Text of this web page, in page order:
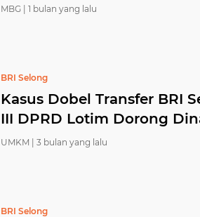
MBG | 1 bulan yang lalu
BRI Selong
Kasus Dobel Transfer BRI
III DPRD Lotim Dorong
UMKM | 3 bulan yang lalu
BRI Selong